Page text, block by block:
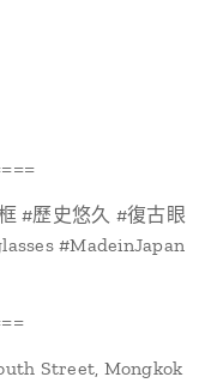
#歷史悠久 #復古眼
#MadeinJapan
Street, Mongkok